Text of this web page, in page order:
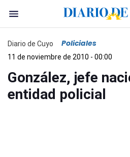
Diario de Cuyo Policiales
11 de noviembre de 2010 - 00:00
González, jefe
entidad policial